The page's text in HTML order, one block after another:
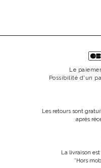
Le
Possibilité d'un
Les retours sont
après
La livraison
*Hors